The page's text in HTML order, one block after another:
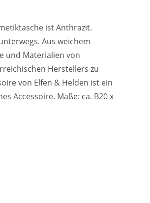
ist Anthrazit.
Aus weichem
und Materialien von
Herstellers zu
von Elfen & Helden ist ein
Accessoire. Maße: ca. B20 x